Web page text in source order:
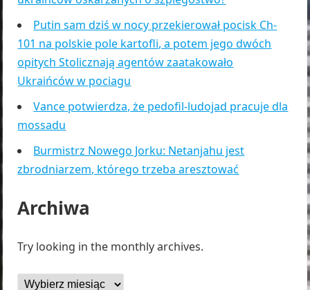
Putin sam dziś w nocy przekierował pocisk Ch-
101 na polskie pole kartofli, a potem jego dwóch
opitych Stolicznają agentów zaatakowało
Ukraińców w pociagu
Vance potwierdza, że pedofil-ludojad pracuje dla
mossadu
Burmistrz Nowego Jorku: Netanjahu jest
zbrodniarzem, którego trzeba aresztować
Archiwa
Try looking in the monthly archives.
Archiwa